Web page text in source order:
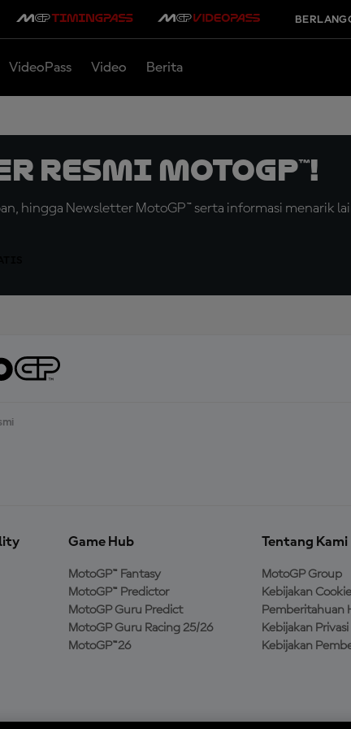
VideoPass Video Berita
Resmi MotoGP™!
hingga Newsletter MotoGP™ serta informasi menarik
Game Hub
MotoGP™ Fantasy
MotoGP™ Predictor
MotoGP Guru Predict
MotoGP Guru Racing 25/26
MotoGP™26
Tentang Kami
MotoGP Group
Kebijakan Cookie
Pemberitahuan
Kebijakan Privasi
Kebijakan